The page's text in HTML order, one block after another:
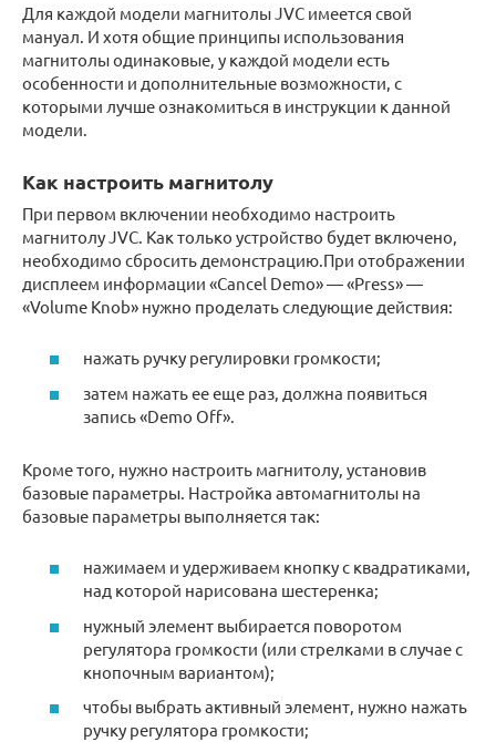
Для каждой модели магнитолы JVC имеется свой
мануал. И хотя общие принципы использования
магнитолы одинаковые, у каждой модели есть
особенности и дополнительные возможности, с
которыми лучше ознакомиться в инструкции к данной
модели.
Как настроить магнитолу
При первом включении необходимо настроить
магнитолу JVC. Как только устройство будет включено,
необходимо сбросить демонстрацию.При отображении
дисплеем информации «Cancel Demo» — «Press» —
«Volume Knob» нужно проделать следующие действия:
нажать ручку регулировки громкости;
затем нажать ее еще раз, должна появиться
запись «Demo Off».
Кроме того, нужно настроить магнитолу, установив
базовые параметры. Настройка автомагнитолы на
базовые параметры выполняется так:
нажимаем и удерживаем кнопку с квадратиками,
над которой нарисована шестеренка;
нужный элемент выбирается поворотом
регулятора громкости (или стрелками в случае с
кнопочным вариантом);
чтобы выбрать активный элемент, нужно нажать
ручку регулятора громкости;